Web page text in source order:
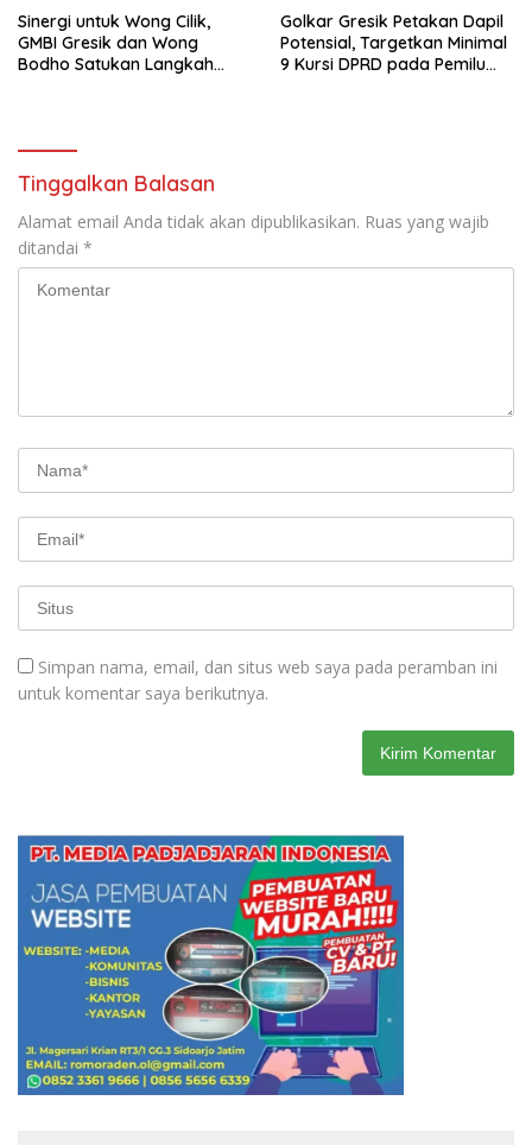
Sinergi untuk Wong Cilik,
GMBI Gresik dan Wong
Bodho Satukan Langkah
Golkar Gresik Petakan Dapil
Potensial, Targetkan Minimal
9 Kursi DPRD pada Pemilu
Tinggalkan Balasan
Alamat email Anda tidak akan dipublikasikan. Ruas yang wajib
ditandai *
Simpan nama, email, dan situs web saya pada peramban ini
untuk komentar saya berikutnya.